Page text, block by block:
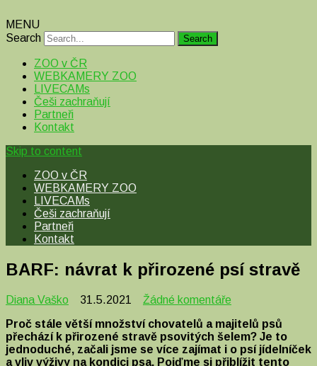
MENU
Search
ZOO v ČR
WEBKAMERY ZOO
LIVECAMs
Češi zachraňují
Partneři
Kontakt
Skip to content
ZOO v ČR
WEBKAMERY ZOO
LIVECAMs
Češi zachraňují
Partneři
Kontakt
BARF: návrat k přirozené psí stravě
Diana Vaško 31.5.2021 Žádné komentáře
s
názvem
BARF:
návrat
Proč stále větší množství chovatelů a majitelů psů
přechází k přirozené stravě psovitých šelem? Je to
jednoduché, začali jsme se více zajímat i o psí jídelníček
a vliv výživy na kondici psa. Pojďme si přiblížit tento